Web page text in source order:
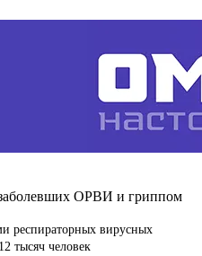
ОРВИ и гриппом
респираторных вирусных
тысяч человек